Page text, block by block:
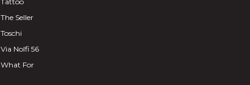
The Seller
Toschi
Via Nolfi 56
What For